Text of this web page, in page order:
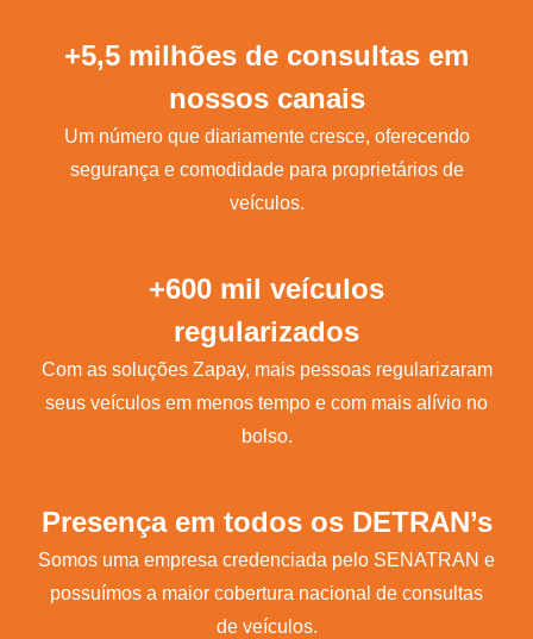
+5,5 milhões de consultas em
nossos canais
Um número que diariamente cresce, oferecendo
segurança e comodidade para proprietários de
veículos.
+600 mil veículos
regularizados
Com as soluções Zapay, mais pessoas regularizaram
seus veículos em menos tempo e com mais alívio no
bolso.
Presença em todos os DETRAN’s
Somos uma empresa credenciada pelo SENATRAN e
possuímos a maior cobertura nacional de consultas
de veículos.